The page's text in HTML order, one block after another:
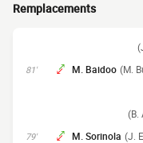
Remplacements
81' M. Baidoo (M.
(B.
79' M. Sorinola (J.